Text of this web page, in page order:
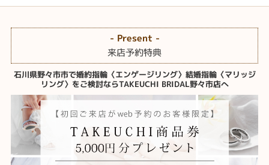
- Present -
来店予約特典
石川県野々市市で婚約指輪〈エンゲージリング〉結婚指輪〈マリッジ
リング〉をご検討ならTAKEUCHI BRIDAL野々市店へ